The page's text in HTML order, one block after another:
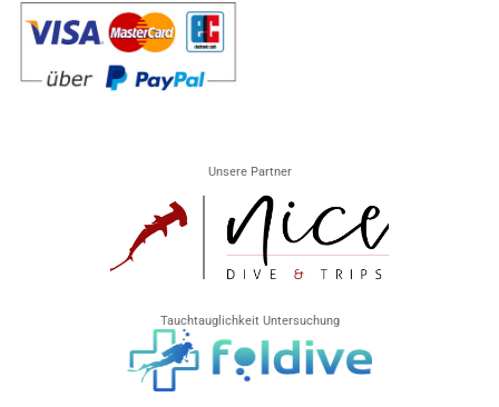
Unsere Partner
Tauchtauglichkeit Untersuchung